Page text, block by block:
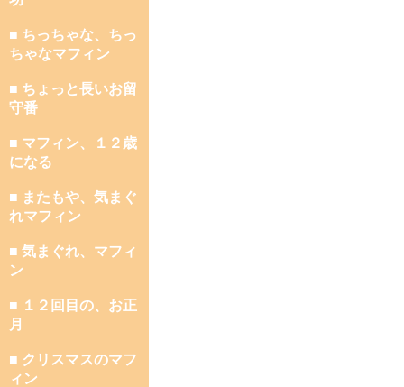
■ ちっちゃな、ちっ
ちゃなマフィン
■ ちょっと長いお留
守番
■ マフィン、１２歳
になる
■ またもや、気まぐ
れマフィン
■ 気まぐれ、マフィ
ン
■ １２回目の、お正
月
■ クリスマスのマフ
ィン